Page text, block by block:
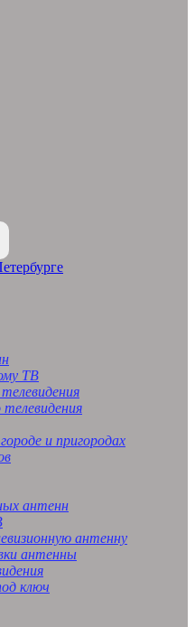
ТВ
и пригородах
антенн
антенну
антенны
ключ